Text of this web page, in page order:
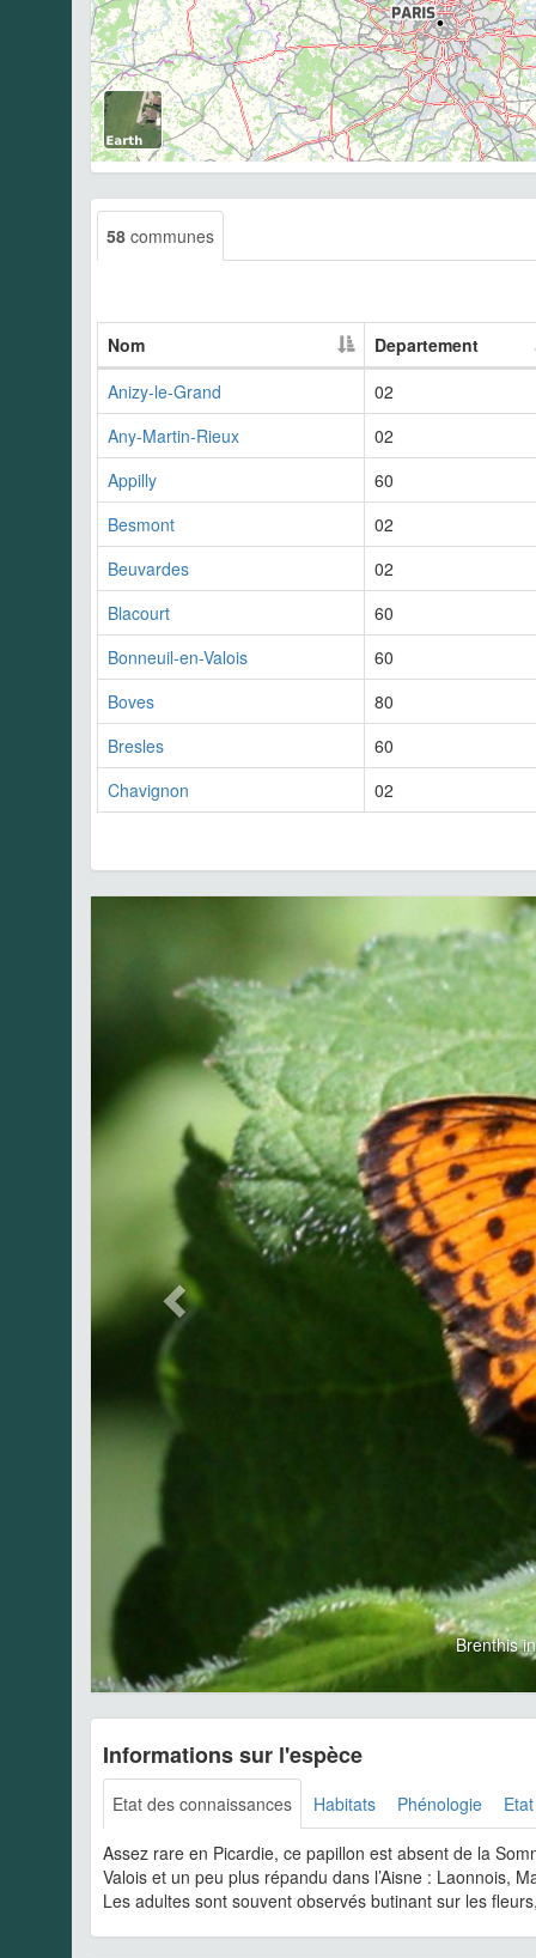
58 communes
Nom
Departement
Anizy-le-Grand
02
Any-Martin-Rieux
02
Appilly
60
Besmont
02
Beuvardes
02
Blacourt
60
Bonneuil-en-Valois
60
Boves
80
Bresles
60
Chavignon
02
Brenthis
Informations sur l'espèce
Etat des connaissances Habitats Phénologie
Assez rare en Picardie, ce papillon est absent de la
Valois et un peu plus répandu dans l’Aisne : Laonnois,
Les adultes sont souvent observés butinant sur les